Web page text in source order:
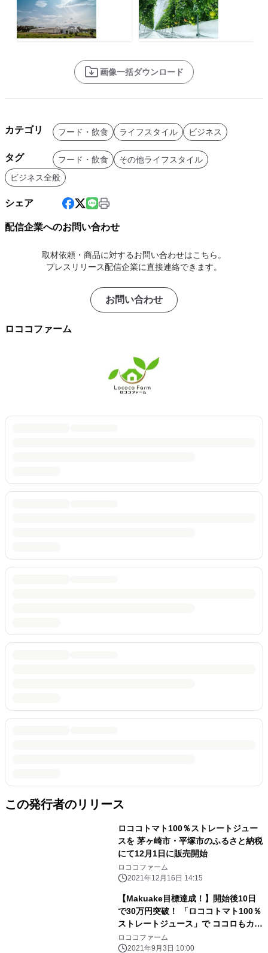
画像一括ダウンロード
カテゴリ フード・飲食 ライフスタイル ビジネス
タグ フード・飲食
その他ライフスタイル
ビジネス全般
シェア
配信企業へのお問い合わせ
取材依頼・商品に対するお問い合わせはこちら。
プレスリリース配信企業に直接連絡できます。
お問い合わせ
ロココファーム
この発行者のリリース
ロココトマト100％ストレートジュー
スを 茅ヶ崎市・平塚市のふるさと納税
にて12月1日に販売開始
ロココファーム
2021年12月16日 14:15
【Makuake目標達成！】開始後10日
で30万円突破！ 「ロココトマト100％
ストレートジュース」で ココロもカラ
ダも元気に！
ロココファーム
2021年9月3日 10:00